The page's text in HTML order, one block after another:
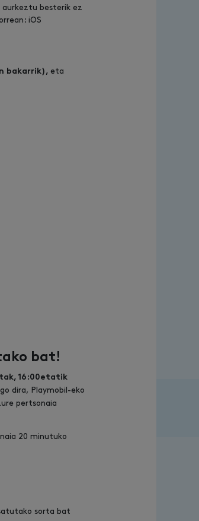
aurkeztu besterik ez
iOS
bakarrik), eta
bat!
16:00etatik
dira, Playmobil-eko
pertsonaia
20 minutuko
sorta bat